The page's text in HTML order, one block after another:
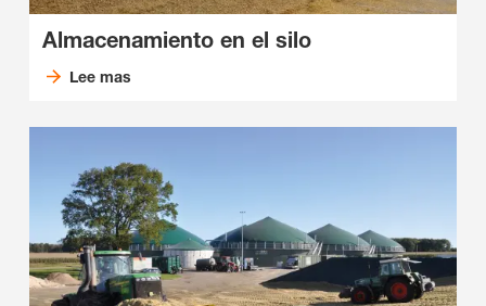
Almacenamiento en el silo
Lee mas